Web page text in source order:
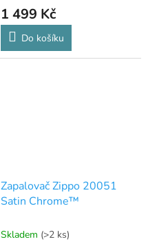
1 499 Kč
Do košíku
Zapalovač Zippo 20051
Satin Chrome™
Skladem (>2 ks)